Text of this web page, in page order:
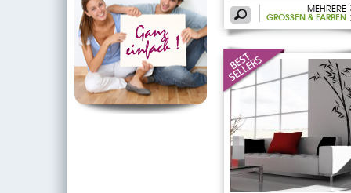
MEHRERE
GRÖSSEN & FARBEN